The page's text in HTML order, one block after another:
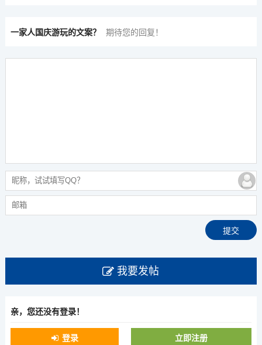
一家人国庆游玩的文案？ 期待您的回复！
我要发帖
亲，您还没有登录！
登录 立即注册